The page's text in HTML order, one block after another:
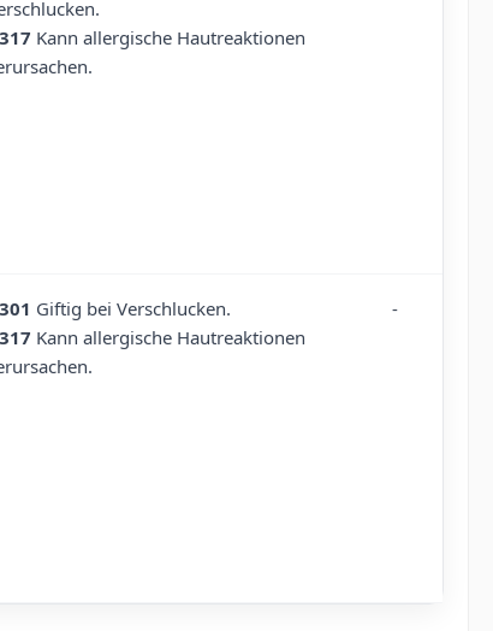
Kann allergische Hautreaktionen
Giftig bei Verschlucken.
Kann allergische Hautreaktionen
-